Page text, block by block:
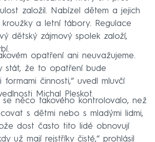
založil. Nabízel dětem a jejich
kroužky a letní tábory. Regulace
dětský zájmový spolek založí,
opatření ani neuvažujeme.
stát, že to opatření bude
činnosti,“ uvedl mluvčí
Michal Pleskot.
se něco takového kontrolovalo, než
s dětmi nebo s mladými lidmi,
dost často tito lidé obnovují
už mají rejstříky čisté,“ prohlásil